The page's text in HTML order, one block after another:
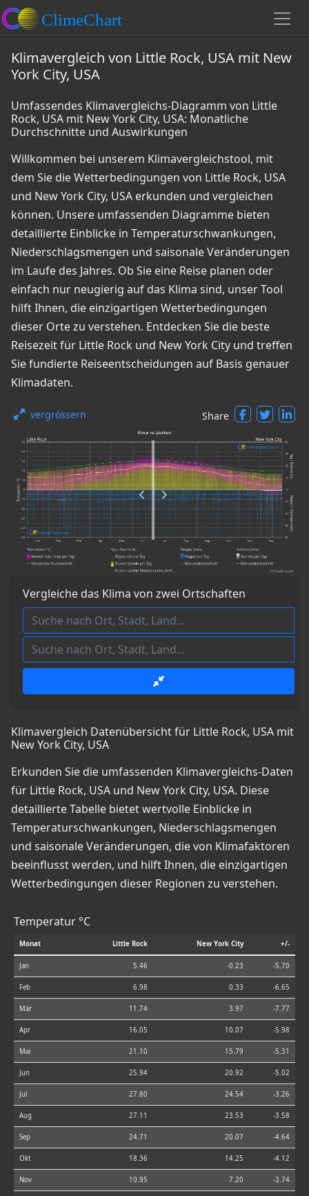
Klimavergleich von Little Rock, USA mit New
York City, USA
Umfassendes Klimavergleichs-Diagramm von Little
Rock, USA mit New York City, USA: Monatliche
Durchschnitte und Auswirkungen
Willkommen bei unserem Klimavergleichstool, mit
dem Sie die Wetterbedingungen von Little Rock, USA
und New York City, USA erkunden und vergleichen
können. Unsere umfassenden Diagramme bieten
detaillierte Einblicke in Temperaturschwankungen,
Niederschlagsmengen und saisonale Veränderungen
im Laufe des Jahres. Ob Sie eine Reise planen oder
einfach nur neugierig auf das Klima sind, unser Tool
hilft Ihnen, die einzigartigen Wetterbedingungen
dieser Orte zu verstehen. Entdecken Sie die beste
Reisezeit für Little Rock und New York City und treffen
Sie fundierte Reiseentscheidungen auf Basis genauer
Klimadaten.
vergrössern Share
Vergleiche das Klima von zwei Ortschaften
Klimavergleich Datenübersicht für Little Rock, USA mit
New York City, USA
Erkunden Sie die umfassenden Klimavergleichs-Daten
für Little Rock, USA und New York City, USA. Diese
detaillierte Tabelle bietet wertvolle Einblicke in
Temperaturschwankungen, Niederschlagsmengen
und saisonale Veränderungen, die von Klimafaktoren
beeinflusst werden, und hilft Ihnen, die einzigartigen
Wetterbedingungen dieser Regionen zu verstehen.
Temperatur °C
Monat Little Rock New York City +/-
Jan 5.46 -0.23 -5.70
Feb 6.98 0.33 -6.65
Mär 11.74 3.97 -7.77
Apr 16.05 10.07 -5.98
Mai 21.10 15.79 -5.31
Jun 25.94 20.92 -5.02
Jul 27.80 24.54 -3.26
Aug 27.11 23.53 -3.58
Sep 24.71 20.07 -4.64
Okt 18.36 14.25 -4.12
Nov 10.95 7.20 -3.74